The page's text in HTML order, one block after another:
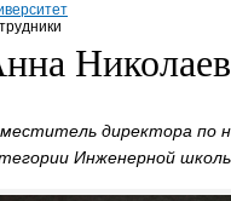
директора по
Инженерной